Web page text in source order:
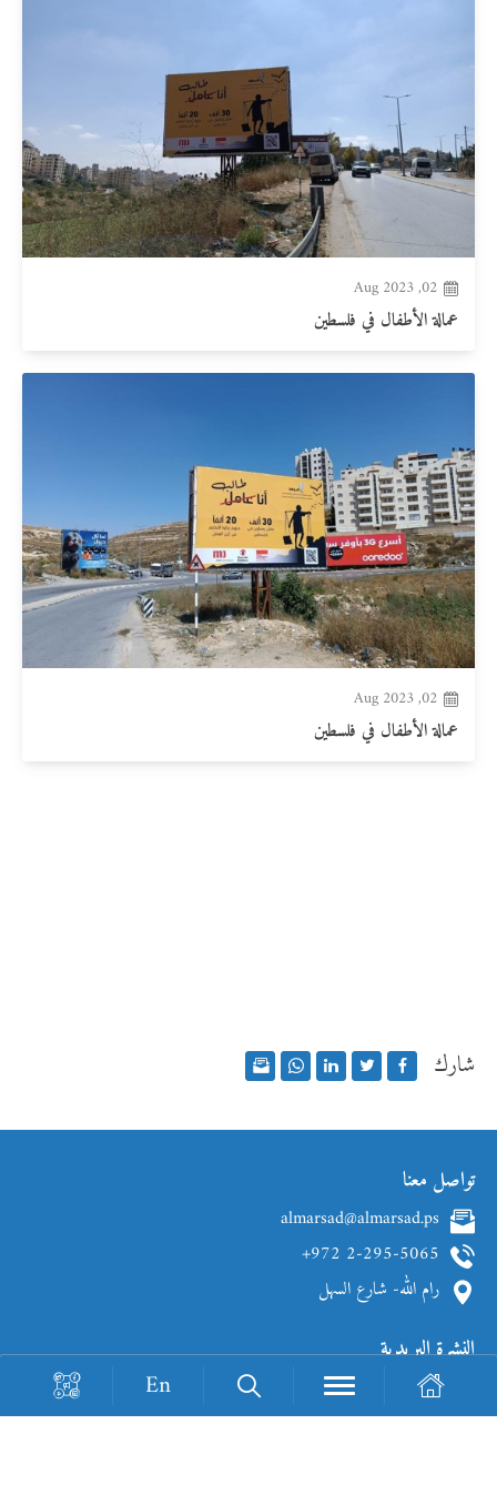
02, Aug 2023
عمالة الأطفال في فلسطين
02, Aug 2023
عمالة الأطفال في فلسطين
شارك
تواصل معنا
almarsad@almarsad.ps
+972 2-295-5065
رام الله- شارع السهل
النشرة البريدية
En